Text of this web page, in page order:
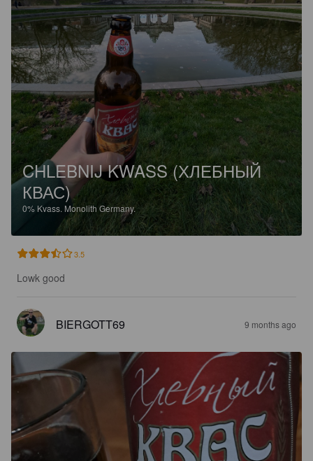
CHLEBNIJ KWASS (ХЛЕБНЫЙ
КВАС)
0% Kvass. Monolith Germany.
3.5
Lowk good
BIERGOTT69 9 months ago